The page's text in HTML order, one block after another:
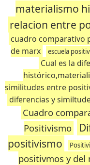
materialismo
relacion entre
cuadro comparativo
de marx
escuela
Cual es la
similitudes entre
diferencias y
Cuadro
Positivismo
positivismo
positivmos y del